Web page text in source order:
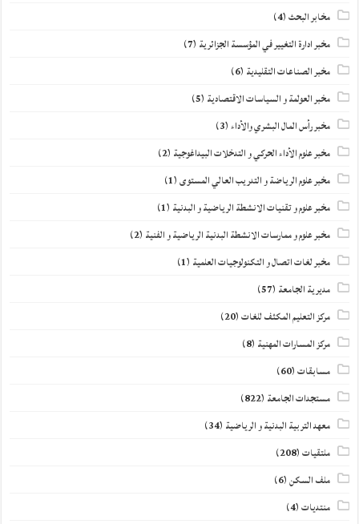
مخابر البحث(4)
مخبر ادارة التغيير في المؤسسة الجزائرية (7)
مخبر الصناعات التقليدية (6)
مخبر العولمة و السياسات الاقتصادية (5)
مخبر رأس المال البشري والأداء(3)
مخبر علوم الأداء الحركي و التدخلات البيداغوجية (2)
مخبر علوم الرياضة و التدريب العالي المستوى(1)
مخبر علوم و تقنيات الانشطة الرياضية و البدنية (1)
مخبر علوم و ممارسات الانشطة البدنية الرياضية و الفنية (2)
مخبر لغات اتصال و التكنولوجيات العلمية (1)
مديرية الجامعة (57)
مركز التعليم المكثف للغات(20)
مركز المسارات المهنية (8)
مسابقات(60)
مستجدات الجامعة (822)
معهد التربية البدنية و الرياضية (34)
ملتقيات(208)
ملف السكن(6)
منتديات(4)